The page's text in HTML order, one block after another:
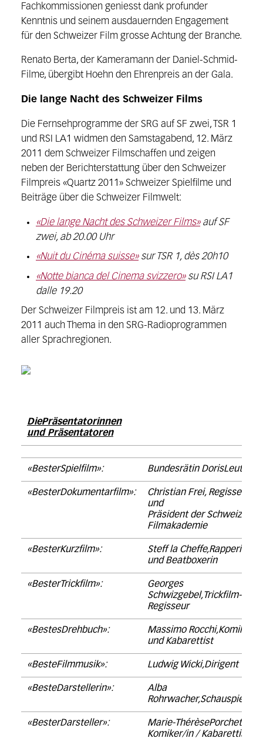
Fachkommissionen geniesst dank profunder
Kenntnis und seinem ausdauernden Engagement
für den Schweizer Film grosse Achtung der Branche.
Renato Berta, der Kameramann der Daniel-Schmid-
Filme, übergibt Hoehn den Ehrenpreis an der Gala.
Die lange Nacht des Schweizer Films
Die Fernsehprogramme der SRG auf SF zwei, TSR 1
und RSI LA1 widmen den Samstagabend, 12. März
2011 dem Schweizer Filmschaffen und zeigen
neben der Berichterstattung über den Schweizer
Filmpreis «Quartz 2011» Schweizer Spielfilme und
Beiträge über die Schweizer Filmwelt:
«Die lange Nacht des Schweizer Films»auf SF
zwei, ab 20.00 Uhr
«Nuit du Cinéma suisse»sur TSR 1, dès 20h10
«Notte bianca del Cinema svizzero»su RSI LA1
dalle 19.20
Der Schweizer Filmpreis ist am 12. und 13. März
2011 auch Thema in den SRG-Radioprogrammen
aller Sprachregionen.
DiePräsentatorinnen
und Präsentatoren
«BesterSpielfilm»: Bundesrätin DorisLeuthard
«BesterDokumentarfilm»:
Christian Frei, Regisseur
und
Präsident der Schweizer
Filmakademie
«BesterKurzfilm»:
Steff la Cheffe,Rapperin
und Beatboxerin
«BesterTrickfilm»:
Georges
Schwizgebel,Trickfilm-
Regisseur
«BestesDrehbuch»:
Massimo Rocchi,Komiker
und Kabarettist
«BesteFilmmusik»: Ludwig Wicki,Dirigent
«BesteDarstellerin»:
Alba
Rohrwacher,Schauspielerin
«BesterDarsteller»:
Marie-ThérèsePorchet;
Komiker/in / Kabarettist/in